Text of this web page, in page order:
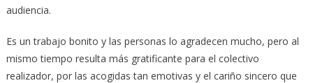
audiencia.
Es un trabajo bonito y las personas lo agradecen mucho, pero al
mismo tiempo resulta más gratificante para el colectivo
realizador, por las acogidas tan emotivas y el cariño sincero que